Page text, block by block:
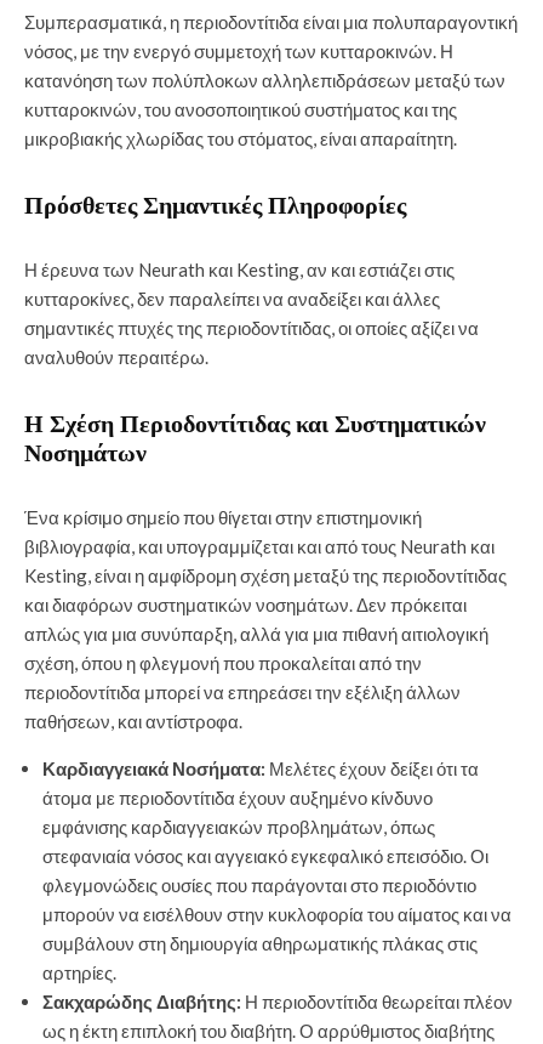
Συμπερασματικά, η περιοδοντίτιδα είναι μια πολυπαραγοντική
νόσος, με την ενεργό συμμετοχή των κυτταροκινών. Η
κατανόηση των πολύπλοκων αλληλεπιδράσεων μεταξύ των
κυτταροκινών, του ανοσοποιητικού συστήματος και της
μικροβιακής χλωρίδας του στόματος, είναι απαραίτητη.
Πρόσθετες Σημαντικές Πληροφορίες
Η έρευνα των Neurath και Kesting, αν και εστιάζει στις
κυτταροκίνες, δεν παραλείπει να αναδείξει και άλλες
σημαντικές πτυχές της περιοδοντίτιδας, οι οποίες αξίζει να
αναλυθούν περαιτέρω.
Η Σχέση Περιοδοντίτιδας και Συστηματικών
Νοσημάτων
Ένα κρίσιμο σημείο που θίγεται στην επιστημονική
βιβλιογραφία, και υπογραμμίζεται και από τους Neurath και
Kesting, είναι η αμφίδρομη σχέση μεταξύ της περιοδοντίτιδας
και διαφόρων συστηματικών νοσημάτων. Δεν πρόκειται
απλώς για μια συνύπαρξη, αλλά για μια πιθανή αιτιολογική
σχέση, όπου η φλεγμονή που προκαλείται από την
περιοδοντίτιδα μπορεί να επηρεάσει την εξέλιξη άλλων
παθήσεων, και αντίστροφα.
Καρδιαγγειακά Νοσήματα: Μελέτες έχουν δείξει ότι τα
άτομα με περιοδοντίτιδα έχουν αυξημένο κίνδυνο
εμφάνισης καρδιαγγειακών προβλημάτων, όπως
στεφανιαία νόσος και αγγειακό εγκεφαλικό επεισόδιο. Οι
φλεγμονώδεις ουσίες που παράγονται στο περιοδόντιο
μπορούν να εισέλθουν στην κυκλοφορία του αίματος και να
συμβάλουν στη δημιουργία αθηρωματικής πλάκας στις
αρτηρίες.
Σακχαρώδης Διαβήτης: Η περιοδοντίτιδα θεωρείται πλέον
ως η έκτη επιπλοκή του διαβήτη. Ο αρρύθμιστος διαβήτης